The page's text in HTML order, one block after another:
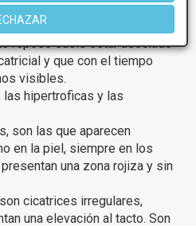
de una operación se
importante, ya que se
reposo suele estar asociado
y que con el tiempo
visibles.
las hipertroficas y las
son las que aparecen
en la piel, siempre en los
una zona rojiza y sin
cicatrices irregulares,
una elevación al tacto. Son